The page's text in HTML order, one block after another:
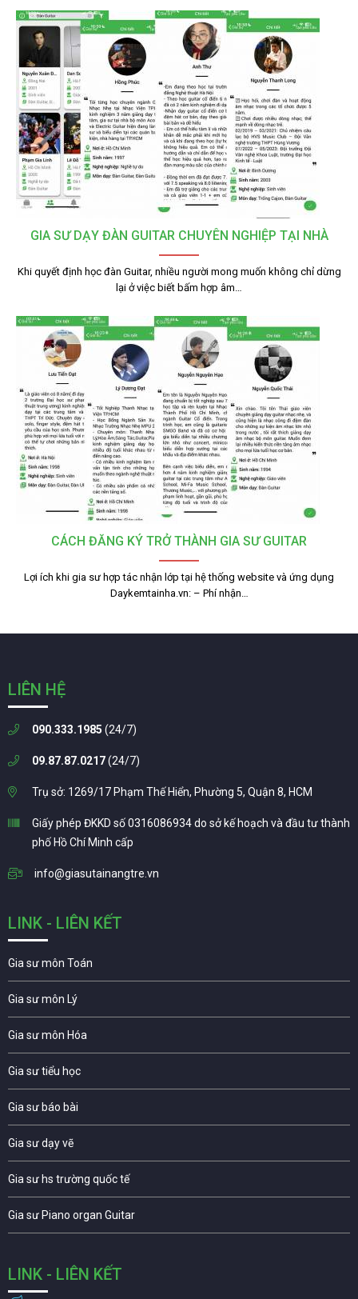
GIA SƯ DẠY ĐÀN GUITAR CHUYÊN NGHIỆP TẠI NHÀ
Khi quyết định học đàn Guitar, nhiều người mong muốn không chỉ dừng
lại ở việc biết bấm hợp âm…
CÁCH ĐĂNG KÝ TRỞ THÀNH GIA SƯ GUITAR
Lợi ích khi gia sư hợp tác nhận lớp tại hệ thống website và ứng dụng
Daykemtainha.vn: – Phí nhận…
LIÊN HỆ
090.333.1985 (24/7)
09.87.87.0217(24/7)
Trụ sở: 1269/17 Phạm Thế Hiển, Phường 5, Quận 8, HCM
Giấy phép ĐKKD số 0316086934 do sở kế hoạch và đầu tư thành
phố Hồ Chí Minh cấp
info@giasutainangtre.vn
LINK - LIÊN KẾT
Gia sư môn Toán
Gia sư môn Lý
Gia sư môn Hóa
Gia sư tiểu học
Gia sư báo bài
Gia sư dạy vẽ
Gia sư hs trường quốc tế
Gia sư Piano organ Guitar
LINK - LIÊN KẾT